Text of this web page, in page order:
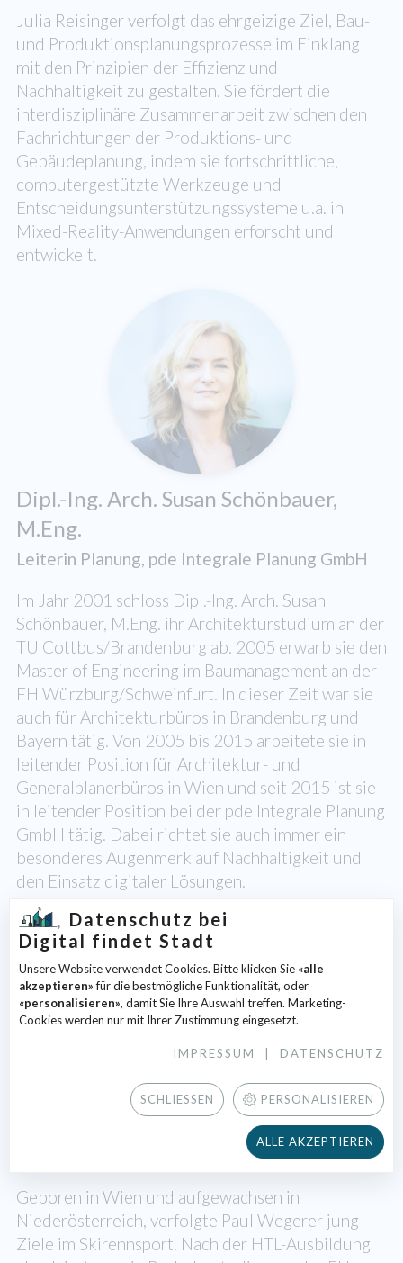
Julia Reisinger verfolgt das ehrgeizige Ziel, Bau-
und Produktionsplanungsprozesse im Einklang
mit den Prinzipien der Effizienz und
Nachhaltigkeit zu gestalten. Sie fördert die
interdisziplinäre Zusammenarbeit zwischen den
Fachrichtungen der Produktions- und
Gebäudeplanung, indem sie fortschrittliche,
computergestützte Werkzeuge und
Entscheidungsunterstützungssysteme u.a. in
Mixed-Reality-Anwendungen erforscht und
entwickelt.
Dipl.-Ing. Arch. Susan Schönbauer,
M.Eng.
Leiterin Planung, pde Integrale Planung GmbH
Im Jahr 2001 schloss Dipl.-Ing. Arch. Susan
Schönbauer, M.Eng. ihr Architekturstudium an der
TU Cottbus/Brandenburg ab. 2005 erwarb sie den
Master of Engineering im Baumanagement an der
FH Würzburg/Schweinfurt. In dieser Zeit war sie
auch für Architekturbüros in Brandenburg und
Bayern tätig. Von 2005 bis 2015 arbeitete sie in
leitender Position für Architektur- und
Generalplanerbüros in Wien und seit 2015 ist sie
in leitender Position bei der pde Integrale Planung
GmbH tätig. Dabei richtet sie auch immer ein
besonderes Augenmerk auf Nachhaltigkeit und
den Einsatz digitaler Lösungen.
Paul Wegerer
Geschäftsführer & Gründer clone:it
Geboren in Wien und aufgewachsen in
Niederösterreich, verfolgte Paul Wegerer jung
Ziele im Skirennsport. Nach der HTL-Ausbildung
Datenschutz bei
Digital findet Stadt
Unsere Website verwendet Cookies. Bitte klicken Sie «alle
akzeptieren»für die bestmögliche Funktionalität, oder
«personalisieren», damit Sie Ihre Auswahl treffen. Marketing-
Cookies werden nur mit Ihrer Zustimmung eingesetzt.
IMPRESSUM DATENSCHUTZ
SCHLIESSEN PERSONALISIEREN
ALLE AKZEPTIEREN